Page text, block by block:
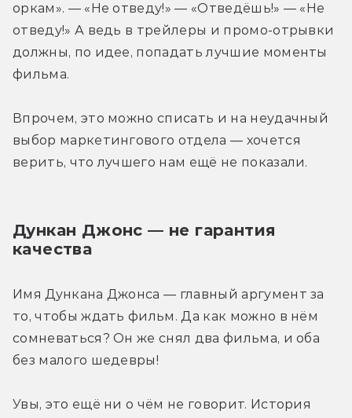
оркам». — «Не отведу!» — «Отведёшь!» — «Не
отведу!» А ведь в трейлеры и промо-отрывки
должны, по идее, попадать лучшие моменты
фильма.
Впрочем, это можно списать и на неудачный
выбор маркетингового отдела — хочется
верить, что лучшего нам ещё не показали.
Дункан Джонс — не гарантия
качества
Имя Дункана Джонса — главный аргумент за
то, чтобы ждать фильм. Да как можно в нём
сомневаться? Он же снял два фильма, и оба
без малого шедевры!
Увы, это ещё ни о чём не говорит. История